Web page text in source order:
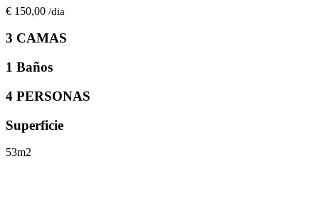
€ 150,00 /dia
3 CAMAS
1 Baños
4 PERSONAS
Superficie
53m2